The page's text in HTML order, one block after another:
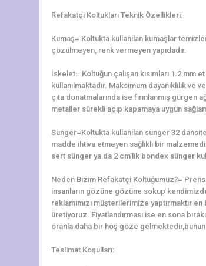
Refakatçi Koltukları Teknik Özellikleri:
Kumaş= Koltukta kullanılan kumaşlar
çözülmeyen, renk vermeyen yapıdadır.
İskelet= Koltuğun çalışan kısımları 1.2 mm
kullanılmaktadır. Maksimum dayanıklılık
çıta donatmalarında ise fırınlanmış gürgen
metaller sürekli açıp kapamaya uygun
Sünger=Koltukta kullanılan sünger 32
madde ihtiva etmeyen sağlıklı bir
sert sünger ya da 2 cm’lik bondex sünger
Neden Bizim Refakatçi Koltuğumuz?=
insanların gözüne gözüne sokup
reklamımızı müşterilerimize yaptırmaktır
üretiyoruz. Fiyatlandırması ise en sona
oranla daha bir hoş göze
Teslimat Koşulları: